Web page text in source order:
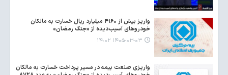
واریز بیش از ۴۱۶۰ میلیارد ریال خسارت به مالکان
خودروهای آسیب‌دیده از «جنگ رمضان»
۱۴۰۵-۰۳-۰۳ ۱۴:۰۲
واریزی صنعت بیمه در مسیر پرداخت خسارت به مالکان